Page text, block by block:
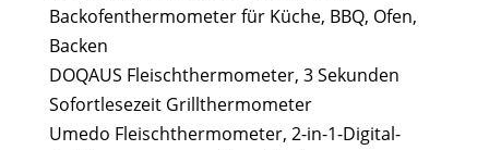
Backofenthermometer für Küche, BBQ, Ofen,
Backen
DOQAUS Fleischthermometer, 3 Sekunden
Sofortlesezeit Grillthermometer
Umedo Fleischthermometer, 2-in-1-Digital-